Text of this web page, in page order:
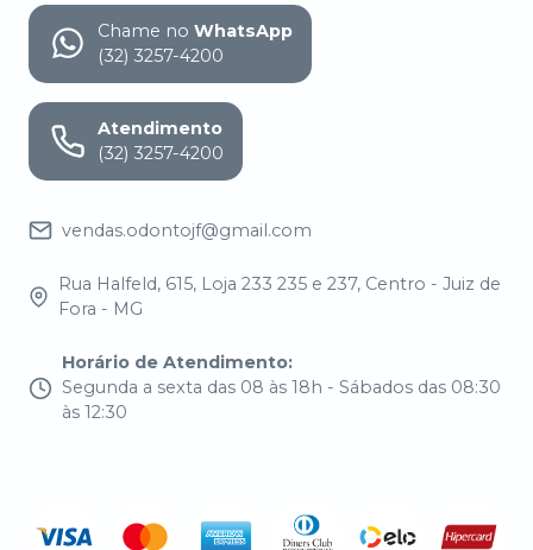
Chame no WhatsApp
(32) 3257-4200
Atendimento
(32) 3257-4200
vendas.odontojf@gmail.com
Rua Halfeld, 615, Loja 233 235 e 237, Centro - Juiz de
Fora - MG
Horário de Atendimento:
Segunda a sexta das 08 às 18h - Sábados das 08:30
às 12:30